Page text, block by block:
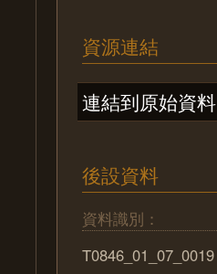
資源連結
連結到原始資料
後設資料
資料識別：
T0846_01_07_0019